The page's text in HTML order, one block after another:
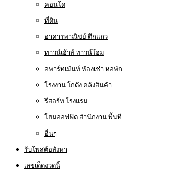
คอนโด
ที่ดิน
อาคารพาณิชย์ ตึกแถว
ทาวน์เฮ้าส์ ทาวน์โฮม
อพาร์ทเม้นท์ ห้องเช่า หอพัก
โรงงาน โกดัง คลังสินค้า
รีสอร์ท โรงแรม
โฮมออฟฟิต สำนักงาน พื้นที่
อื่นๆ
รับโพสต์อสังหา
เลขเด็ดงวดนี้